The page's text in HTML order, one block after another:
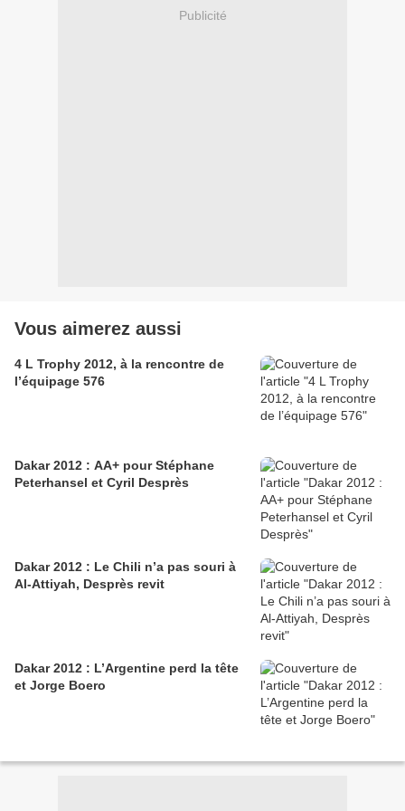
Publicité
Vous aimerez aussi
4 L Trophy 2012, à la rencontre de
l’équipage 576
Dakar 2012 : AA+ pour Stéphane
Peterhansel et Cyril Desprès
Dakar 2012 : Le Chili n’a pas souri à
Al-Attiyah, Desprès revit
Dakar 2012 : L’Argentine perd la tête
et Jorge Boero